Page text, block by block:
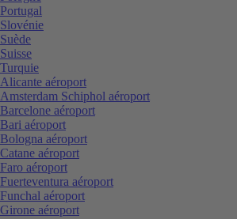
Portugal
Slovénie
Suède
Suisse
Turquie
Alicante aéroport
Amsterdam Schiphol aéroport
Barcelone aéroport
Bari aéroport
Bologna aéroport
Catane aéroport
Faro aéroport
Fuerteventura aéroport
Funchal aéroport
Girone aéroport